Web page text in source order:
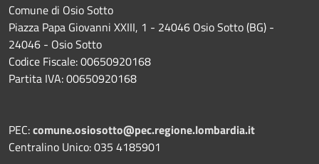
Comune di Osio Sotto
Piazza Papa Giovanni XXIII, 1 - 24046 Osio Sotto (BG) -
24046 - Osio Sotto
Codice Fiscale: 00650920168
Partita IVA: 00650920168
PEC:comune.osiosotto@pec.regione.lombardia.it
Centralino Unico: 035 4185901